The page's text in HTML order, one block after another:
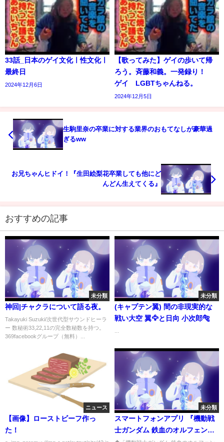
33話_日本のゲイ文化ㅣ性文化ㅣ
最終日
2024年12月6日
【歌ってみた】ゲイの歩いて帰
ろう。斉藤和義。一発録り！
ゲイ LGBTちゃんねる。
2024年12月5日
生駒里奈の卒業に対する業界のおもてなしが豪華過
ぎるww
お兄ちゃんヒドイ！『生田絵梨花卒業しても他にど
んどん生えてくる』
おすすめの記事
未分類
神回|チャクラについて語る夜。
Takayuki Suzuki/次世代型サウンドヒーラ
ー 数秘術33,22,11の完全数秘数を持つ。
369facebookグループ（無料）...
未分類
(キャプテン翼) 間の非現実的な
戦い大空 翼🦅と日向 小次郎🐅
ニュース
【画像】ローストビーフ作っ
た！
未分類
スマートフォンアプリ 『機動戦
士ガンダム 鉄血のオルフェンズ